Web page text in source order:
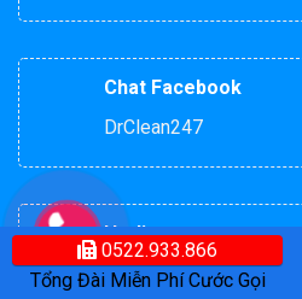
Chat Facebook
DrClean247
Hotline
0522.933.866
0522.933.866
Tổng Đài Miễn Phí Cước Gọi